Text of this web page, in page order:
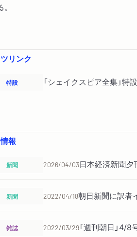
リンク
特設 「シェイクスピア全集」特
報
新聞 2026/04/03日本経済新聞夕
新聞 2022/04/18朝日新聞に訳者
雑誌 2022/03/29「週刊朝日」4/